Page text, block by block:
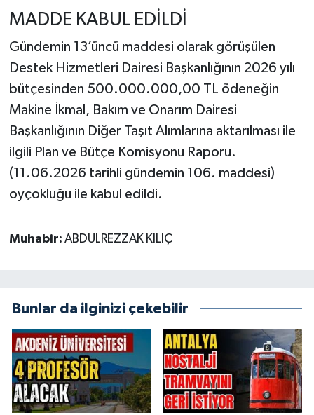
MADDE KABUL EDİLDİ
Gündemin 13’üncü maddesi olarak görüşülen
Destek Hizmetleri Dairesi Başkanlığının 2026 yılı
bütçesinden 500.000.000,00 TL ödeneğin
Makine İkmal, Bakım ve Onarım Dairesi
Başkanlığının Diğer Taşıt Alımlarına aktarılması ile
ilgili Plan ve Bütçe Komisyonu Raporu.
(11.06.2026 tarihli gündemin 106. maddesi)
oyçokluğu ile kabul edildi.
Muhabir: ABDULREZZAK KILIÇ
Bunlar da ilginizi çekebilir